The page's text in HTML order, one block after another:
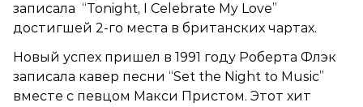
записала “Tonight, I Celebrate My Love”
достигшей 2-го места в британских чартах.
Новый успех пришел в 1991 году Роберта Флэк
записала кавер песни “Set the Night to Music”
вместе с певцом Макси Пристом. Этот хит